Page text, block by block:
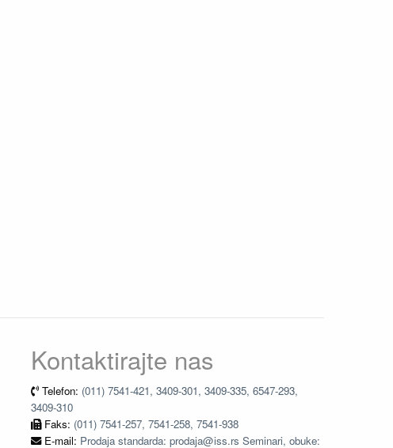
Kontaktirajte nas
Telefon: (011) 7541-421, 3409-301, 3409-335, 6547-293,
3409-310
Faks: (011) 7541-257, 7541-258, 7541-938
E-mail: Prodaja standarda: prodaja@iss.rs Seminari, obuke: